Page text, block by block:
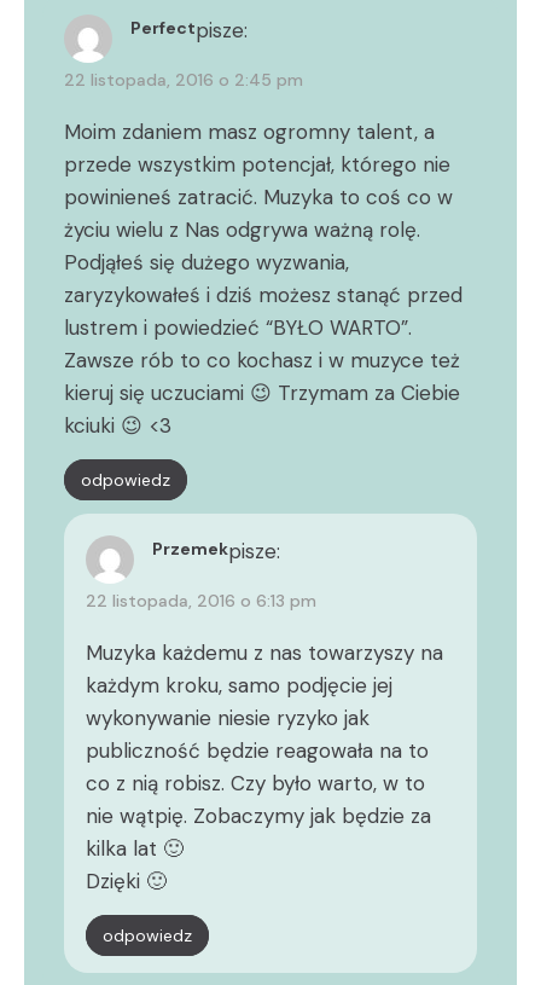
Perfectpisze:
22 listopada, 2016 o 2:45 pm
Moim zdaniem masz ogromny talent, a
przede wszystkim potencjał, którego nie
powinieneś zatracić. Muzyka to coś co w
życiu wielu z Nas odgrywa ważną rolę.
Podjąłeś się dużego wyzwania,
zaryzykowałeś i dziś możesz stanąć przed
lustrem i powiedzieć “BYŁO WARTO”.
Zawsze rób to co kochasz i w muzyce też
kieruj się uczuciami 😉 Trzymam za Ciebie
kciuki 😉 <3
odpowiedz
Przemekpisze:
22 listopada, 2016 o 6:13 pm
Muzyka każdemu z nas towarzyszy na
każdym kroku, samo podjęcie jej
wykonywanie niesie ryzyko jak
publiczność będzie reagowała na to
co z nią robisz. Czy było warto, w to
nie wątpię. Zobaczymy jak będzie za
kilka lat 🙂
Dzięki 🙂
odpowiedz